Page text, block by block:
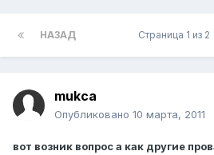
НАЗАД Страница 1 из 2
mukca
Опубликовано 10 марта, 2011
вот возник вопрос а как другие